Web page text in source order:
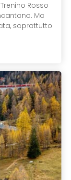
Rosso
Ma
soprattutto